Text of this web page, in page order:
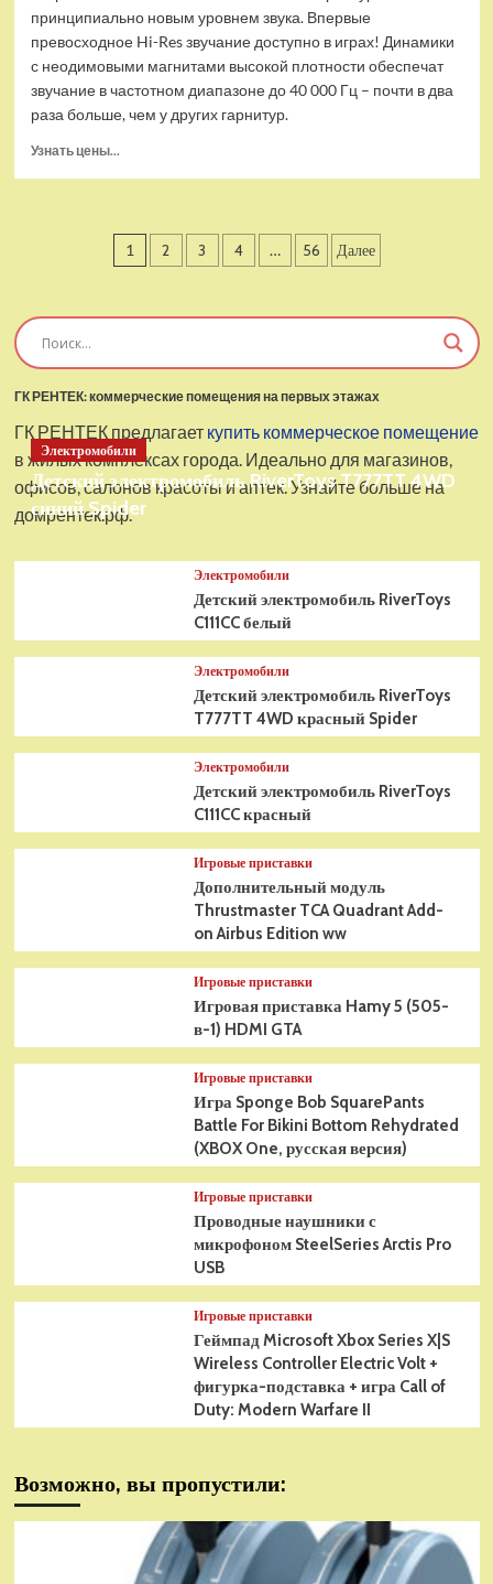
принципиально новым уровнем звука. Впервые
превосходное Hi-Res звучание доступно в играх! Динамики
с неодимовыми магнитами высокой плотности обеспечат
звучание в частотном диапазоне до 40 000 Гц – почти в два
раза больше, чем у других гарнитур.
Узнать цены...
наушники
Arctis
Пагинация
1 2 3 4 … 56 Далее
ГК РЕНТЕК: коммерческие помещения на первых этажах
ГК РЕНТЕК предлагает купить коммерческое помещение
в жилых комплексах города. Идеально для магазинов,
офисов, салонов красоты и аптек. Узнайте больше на
домрентек.рф.
Электромобили
Детский электромобиль RiverToys T777TT 4WD
синий Spider
Электромобили
Детский электромобиль RiverToys
C111CC белый
Электромобили
Детский электромобиль RiverToys
T777TT 4WD красный Spider
Электромобили
Детский электромобиль RiverToys
C111CC красный
Игровые приставки
Дополнительный модуль
Thrustmaster TCA Quadrant Add-
on Airbus Edition ww
Игровые приставки
Игровая приставка Hamy 5 (505-
в-1) HDMI GTA
Игровые приставки
Игра Sponge Bob SquarePants
Battle For Bikini Bottom Rehydrated
(XBOX One, русская версия)
Игровые приставки
Проводные наушники с
микрофоном SteelSeries Arctis Pro
USB
Игровые приставки
Геймпад Microsoft Xbox Series X|S
Wireless Controller Electric Volt +
фигурка-подставка + игра Call of
Duty: Modern Warfare II
Возможно, вы пропустили: